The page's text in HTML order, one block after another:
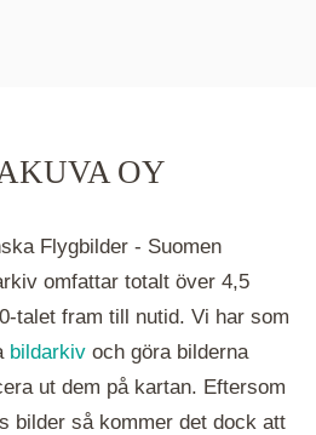
och scrolla.OY
Flygbilder - Suomen
omfattar totalt över 4,5
talet fram till nutid. Vi har som
bildarkiv och göra bilderna
ut dem på kartan. Eftersom
bilder så kommer det dock att